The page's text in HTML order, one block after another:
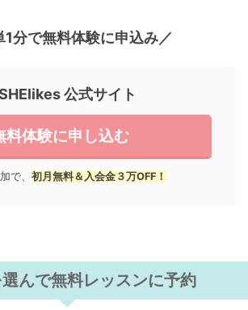
1分で無料体験に申込み／
公式サイト
料体験に申し込む
で、 初月無料＆入会金３万OFF！
んで無料レッスンに予約